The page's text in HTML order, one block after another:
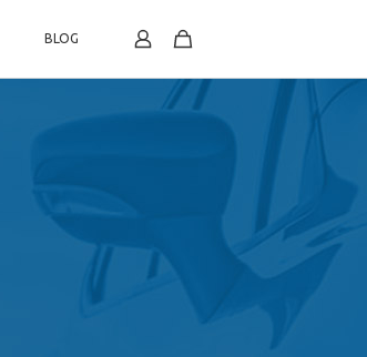
BLOG